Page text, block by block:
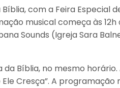
com a Feira Especial
musical começa às 12h
Sounds (Igreja Sara
Bíblia, no mesmo
Cresça”. A